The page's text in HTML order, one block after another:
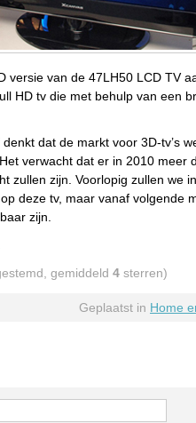
versie van de 47LH50 LCD TV
HD tv die met behulp van een
dat de markt voor 3D-tv’s
verwacht dat er in 2010 meer
zullen zijn. Voorlopig zullen we
deze tv, maar vanaf volgende
zijn.
gemiddeld 4 sterren)
Geplaatst in Home